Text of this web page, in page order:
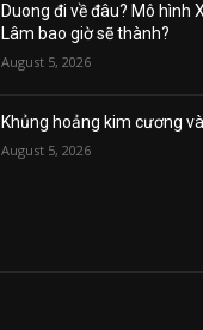
Duong đi về đâu? Mô hình
Lâm bao giờ sẽ thành?
August 5, 2026
Khủng hoảng kim cương
August 5, 2026